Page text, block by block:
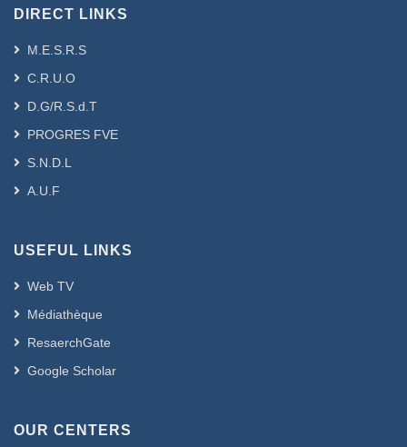
الظواهر السلبية التي تغزو هذا القطاع وتؤثر
غايتها في ذلك حماية البيئة والمحيط لتوفير
DIRECT LINKS
M.E.S.R.S
C.R.U.O
D.G/R.S.d.T
PROGRES FVE
S.N.D.L
A.U.F
USEFUL LINKS
Web TV
Médiathèque
ResaerchGate
Google Scholar
OUR CENTERS